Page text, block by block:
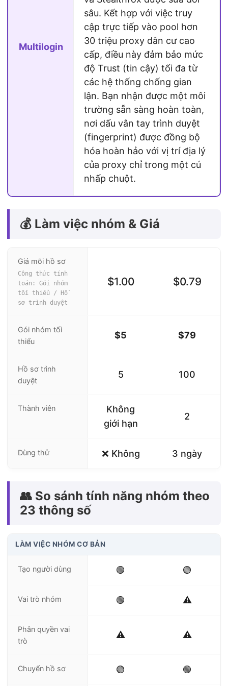
Multilogin
sâu. Kết hợp với việc truy
cập trực tiếp vào pool hơn
30 triệu proxy dân cư cao
cấp, điều này đảm bảo mức
độ Trust (tin cậy) tối đa từ
các hệ thống chống gian
lận. Bạn nhận được một môi
trường sẵn sàng hoàn toàn,
nơi dấu vân tay trình duyệt
(fingerprint) được đồng bộ
hóa hoàn hảo với vị trí địa lý
của proxy chỉ trong một cú
nhấp chuột.
💰 Làm việc nhóm & Giá
Giá mỗi hồ sơ
Công thức tính
toán: Gói nhóm
tối thiểu / Hồ
sơ trình duyệt
$1.00 $0.79
Gói nhóm tối
thiểu
$5 $79
Hồ sơ trình
duyệt
5 100
Thành viên
Không
giới hạn
2
Dùng thử ❌ Không 3 ngày
👥 So sánh tính năng nhóm theo
23 thông số
LÀM VIỆC NHÓM CƠ BẢN
Tạo người dùng 🟢 🟢
Vai trò nhóm 🟢 ⚠️
Phân quyền vai
trò
⚠️ ⚠️
Chuyển hồ sơ 🟢 🟢